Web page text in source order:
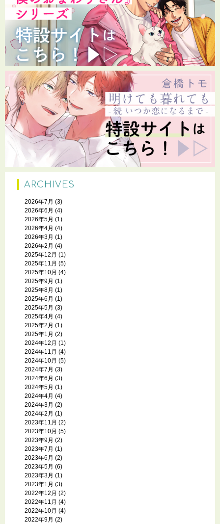
ARCHIVES
2026年7月 (3)
2026年6月 (4)
2026年5月 (1)
2026年4月 (4)
2026年3月 (1)
2026年2月 (4)
2025年12月 (1)
2025年11月 (5)
2025年10月 (4)
2025年9月 (1)
2025年8月 (1)
2025年6月 (1)
2025年5月 (3)
2025年4月 (4)
2025年2月 (1)
2025年1月 (2)
2024年12月 (1)
2024年11月 (4)
2024年10月 (5)
2024年7月 (3)
2024年6月 (3)
2024年5月 (1)
2024年4月 (4)
2024年3月 (2)
2024年2月 (1)
2023年11月 (2)
2023年10月 (5)
2023年9月 (2)
2023年7月 (1)
2023年6月 (2)
2023年5月 (6)
2023年3月 (1)
2023年1月 (3)
2022年12月 (2)
2022年11月 (4)
2022年10月 (4)
2022年9月 (2)